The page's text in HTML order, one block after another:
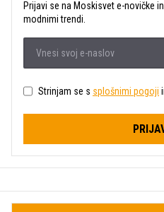
Prijavi se na Moskisvet e-novičke
modnimi trendi.
Strinjam se s splošnimi pogoji